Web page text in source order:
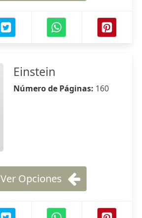
Einstein
Número de Páginas: 160
Ver Opciones